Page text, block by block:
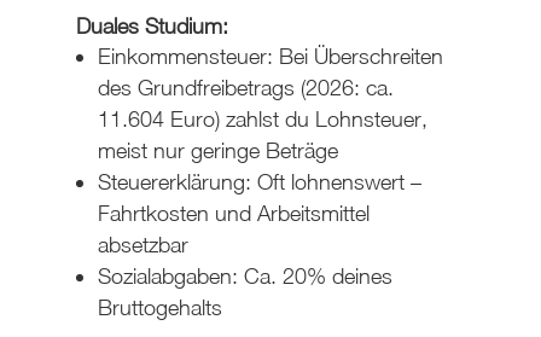
Duales Studium:
Einkommensteuer: Bei Überschreiten
des Grundfreibetrags (2026: ca.
11.604 Euro) zahlst du Lohnsteuer,
meist nur geringe Beträge
Steuererklärung: Oft lohnenswert –
Fahrtkosten und Arbeitsmittel
absetzbar
Sozialabgaben: Ca. 20% deines
Bruttogehalts